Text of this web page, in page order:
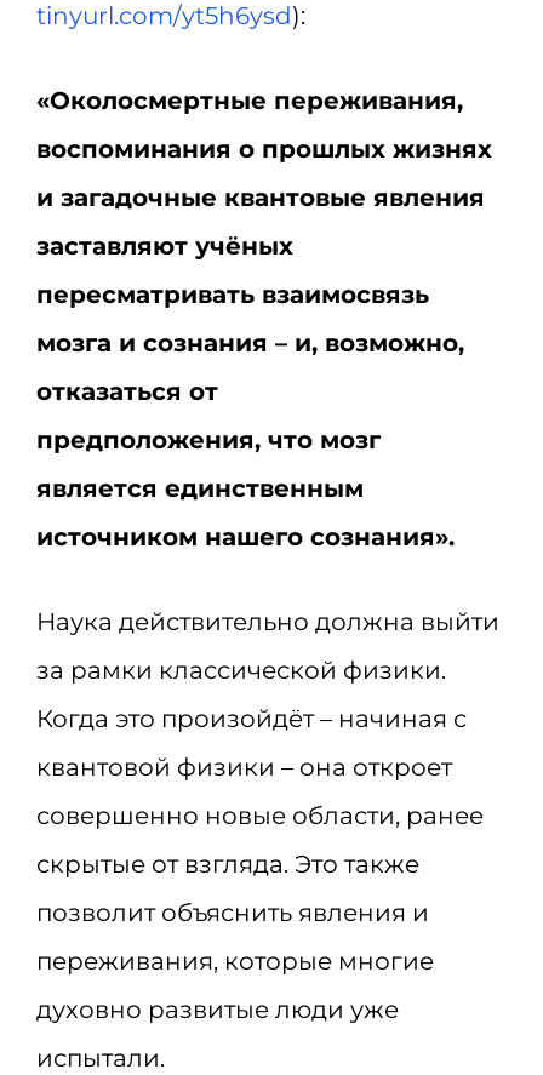
tinyurl.com/yt5h6ysd):
«Околосмертные переживания,
воспоминания о прошлых жизнях
и загадочные квантовые явления
заставляют учёных
пересматривать взаимосвязь
мозга и сознания – и, возможно,
отказаться от
предположения, что мозг
является единственным
источником нашего сознания».
Наука действительно должна выйти
за рамки классической физики.
Когда это произойдёт – начиная с
квантовой физики – она откроет
совершенно новые области, ранее
скрытые от взгляда. Это также
позволит объяснить явления и
переживания, которые многие
духовно развитые люди уже
испытали.